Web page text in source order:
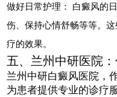
做好日常护理： 白癜风的
伤、保持心情舒畅等等。
疗的效果。
五、兰州中研医院
兰州中研白癜风医院，
为患者提供专业的诊疗